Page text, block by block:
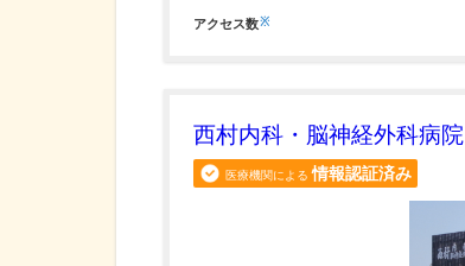
アクセス数※
西村内科・脳神経外科病院
医療機関による 情報認証済み